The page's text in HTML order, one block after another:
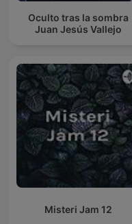
Oculto tras la sombra
Juan Jesús Vallejo
Misteri Jam 12